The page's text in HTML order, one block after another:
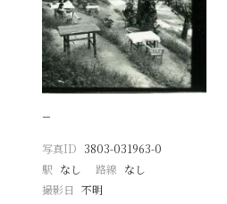
−
写真ID 3803-031963-0
駅 なし 路線 なし
撮影日 不明